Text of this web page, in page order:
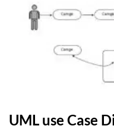
UML use Case